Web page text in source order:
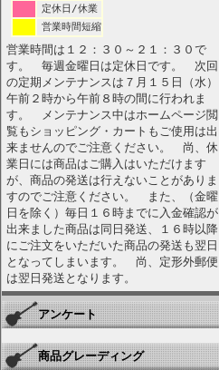
定休日/休業
営業時間短縮
営業時間は１２：３０～２１：３０で
す。 毎週金曜日は定休日です。 次回
の定期メンテナンスは７月１５日（水）
午前２時から午前８時の間に行われま
す。 メンテナンス中はホームページ閲
覧もショッピング・カートもご使用は出
来ませんのでご注意ください。 尚、休
業日には商品はご購入はいただけます
が、商品の発送は行えないことがありま
すのでご注意ください。 また、（金曜
日を除く）毎日１６時までに入金確認が
出来ました商品は同日発送、１６時以降
にご注文をいただいた商品の発送も翌日
となってしまいます。 尚、定形外郵便
は翌日発送となります。
アンケート
商品グレーディング